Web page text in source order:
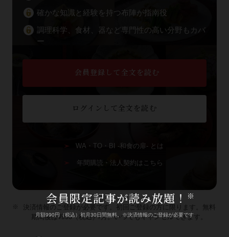
確かな知識と経験を持つ布陣が指南役
調理科学、食材、器など専門性の高い分野もカバ
ー
会員登録して全文を読む
ログインして全文を読む
WA・TO・BI -和食の扉- とは
年間購読・法人契約はこちら
決済情報のご登録が必要です。初回ご登録の方に限ります。無料
期間後は¥990（税込）/月。いつでもキャンセルできます。
会員限定記事が読み放題！ ※
月額990円（税込）初月30日間無料。※決済情報のご登録が必要です